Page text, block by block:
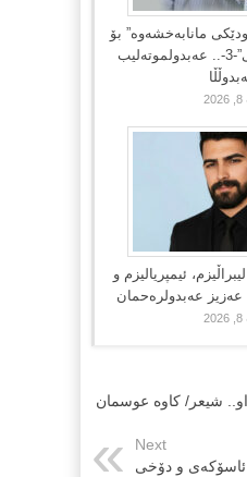
مانابەخشەوە” بۆ
“کاڵایەکی دیجیتاڵی”-3-.. عەبدولموتەلیب
ئیمپریالیزم و
عەزیز عەبدولرەحمان
شیعر/ کاوە عوسمان
Next
و دۆخی